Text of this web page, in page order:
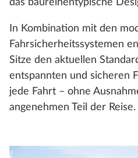
das baureihentypische
In Kombination mit den
Fahrsicherheitssystemen
Sitze den aktuellen
entspannten und sicheren
jede Fahrt – ohne
angenehmen Teil der Reise.